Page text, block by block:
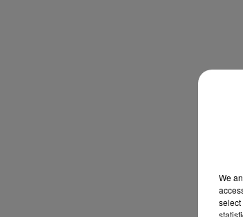
We